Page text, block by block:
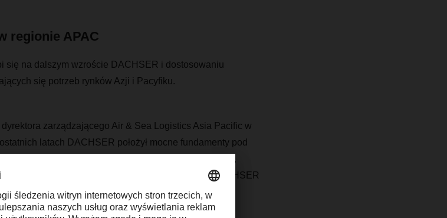
regionie APAC
się na dalszym wzroście DACHSER i dostosowaniu
się potrzeb rynków Azji i Pacyfiku.
zarządzającego Air & Sea Logistics Asia Pacific w
latach DACHSER położył mocne fundamenty pod
zaoferować naszym klientom wysokiej jakości,
międzykontynentalnego i umocnić pozycję DACHSER
regionie”.